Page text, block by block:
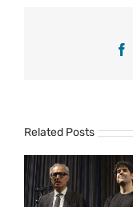
Related Posts